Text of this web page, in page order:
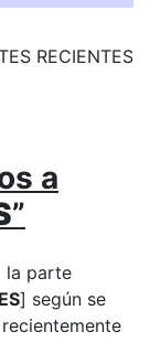
RECIENTES
a
”
la parte
] según se